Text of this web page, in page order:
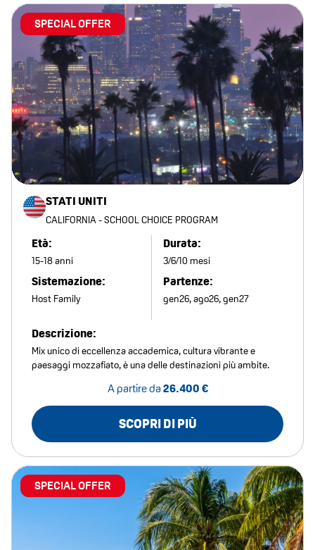
SPECIAL OFFER
STATI UNITI
CALIFORNIA - SCHOOL CHOICE PROGRAM
Età:
15-18 anni
Sistemazione:
Host Family
Durata:
3/6/10 mesi
Partenze:
gen26, ago26, gen27
Descrizione:
Mix unico di eccellenza accademica, cultura vibrante e
paesaggi mozzafiato, è una delle destinazioni più ambite.
A partire da26.400 €
SCOPRI DI PIÙ
SPECIAL OFFER